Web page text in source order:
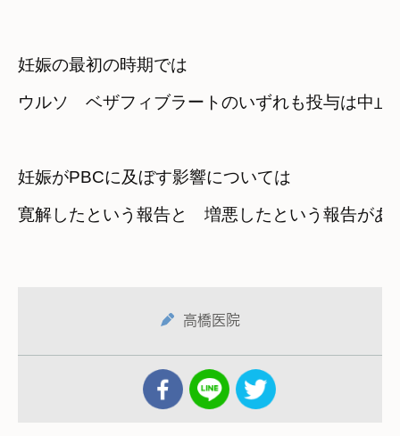
妊娠の最初の時期では
ウルソ　ベザフィブラートのいずれも投与は中止
妊娠がPBCに及ぼす影響については
寛解したという報告と　増悪したという報告があ
高橋医院